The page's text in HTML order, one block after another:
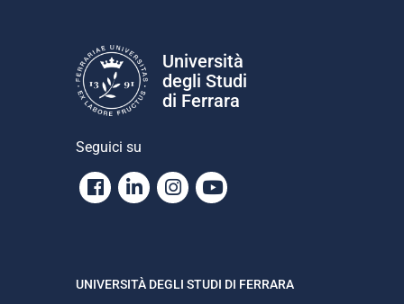
Università
degli Studi
di Ferrara
Seguici su
Facebook
LinkedinInstagram
Youtube
UNIVERSITÀ DEGLI STUDI DI FERRARA